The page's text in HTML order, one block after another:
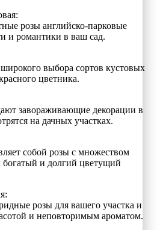
розы английско-парковые
и романтики в ваш сад.
выбора сортов кустовых
цветника.
завораживающие декорации в
на дачных участках.
собой розы с множеством
и долгий цветущий
розы для вашего участка и
и неповторимым ароматом.